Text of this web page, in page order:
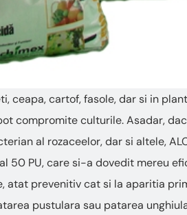
ceapa, cartof, fasole, dar si in
compromite culturile. Asadar,
al rozaceelor, dar si altele,
50 PU, care si-a dovedit mereu
prevenitiv cat si la aparitia
pustulara sau patarea